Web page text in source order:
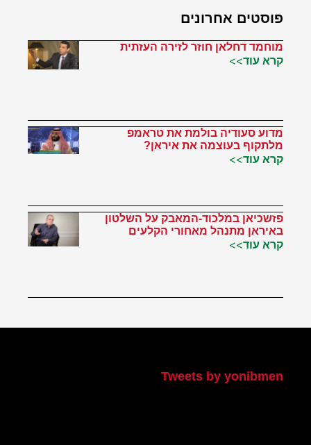
פוסטים אחרונים
מוחמד דחלאן חוזר לזירה העזתית
קרא עוד>>
מדוע סעודיה בולמת את טראמפ
מלתקוף בעוצמה את איראן?
קרא עוד>>
פזשכיאן במלכוד-המאבק על השלטון
באיראן מתנהל מאחורי הקלעים
קרא עוד>>
Tweets by yonibmen